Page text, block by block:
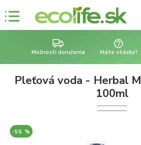
Možnosti doručenia Máte otázky?
Pleťová voda - Herbal
100ml
-55 %